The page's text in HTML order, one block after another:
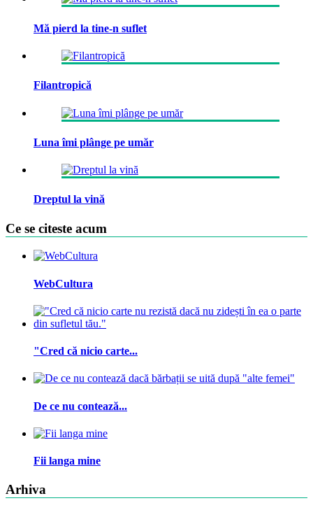
Mă pierd la tine-n suflet
Filantropică
Luna îmi plânge pe umăr
Dreptul la vină
Ce se citeste acum
WebCultura
"Cred că nicio carte...
De ce nu contează...
Fii langa mine
Arhiva